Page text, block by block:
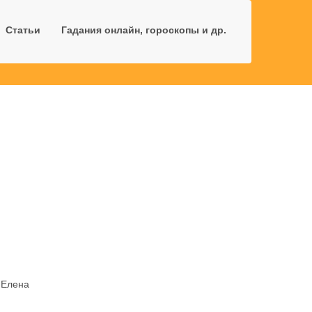
Статьи Гадания онлайн, гороскопы и др.